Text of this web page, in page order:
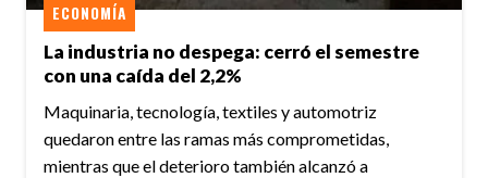
La industria no despega: cerró el semestre
con una caída del 2,2%
ECONOMÍA
Maquinaria, tecnología, textiles y automotriz
quedaron entre las ramas más comprometidas,
mientras que el deterioro también alcanzó a